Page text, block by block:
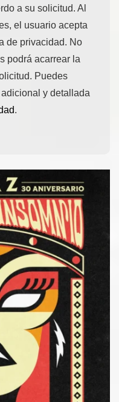
a su solicitud. Al
el usuario acepta
de privacidad. No
podrá acarrear la
Puedes
y detallada
.